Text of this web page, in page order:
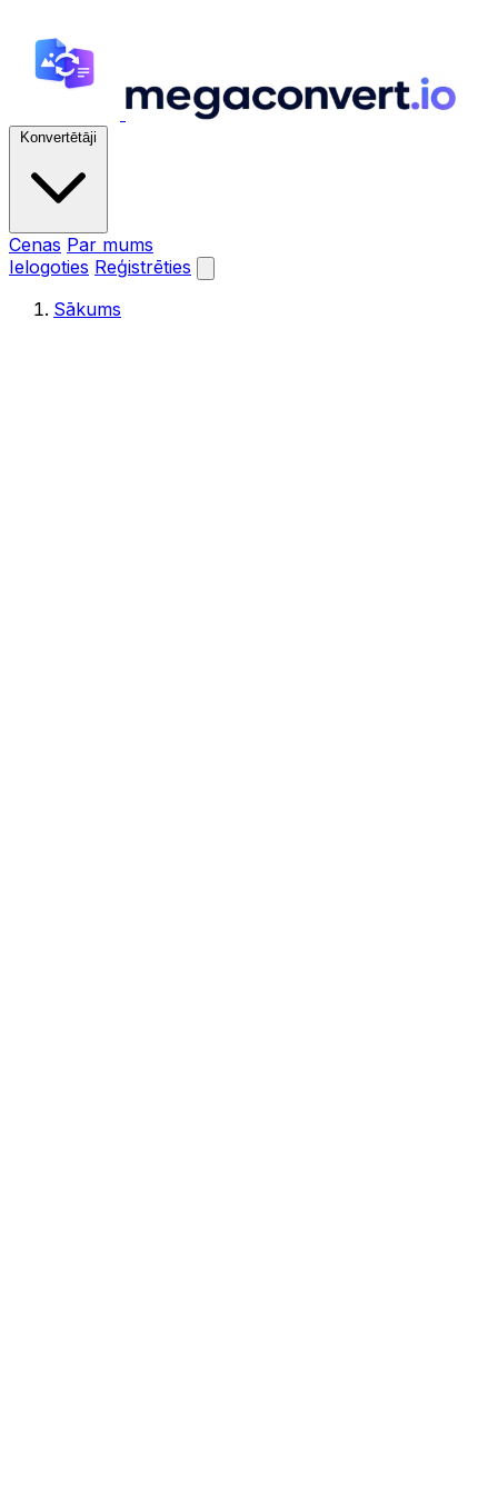
Konvertētāji
Cenas Par mums
Ielogoties Reģistrēties
Sākums